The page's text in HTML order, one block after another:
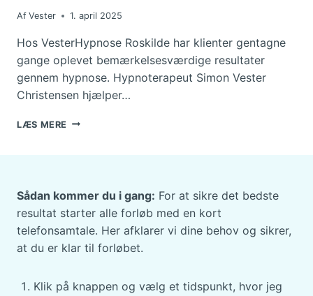
Af Vester 1. april 2025
Hos VesterHypnose Roskilde har klienter gentagne
gange oplevet bemærkelsesværdige resultater
gennem hypnose. Hypnoterapeut Simon Vester
Christensen hjælper…
LÆS MERE SÅDAN
HYPNOSE
VESTERHYPNOSE
ROSKILDE
Sådan kommer du i gang: For at sikre det bedste
resultat starter alle forløb med en kort
telefonsamtale. Her afklarer vi dine behov og sikrer,
at du er klar til forløbet.
Klik på knappen og vælg et tidspunkt, hvor jeg